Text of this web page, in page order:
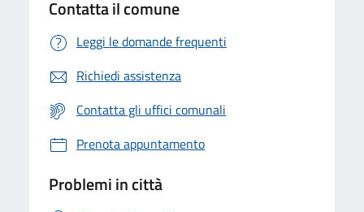
Contatta il comune
Leggi le domande frequenti
Richiedi assistenza
Contatta gli uffici comunali
Prenota appuntamento
Problemi in città